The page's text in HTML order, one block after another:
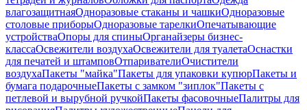
влагозащитнаяОдноразовые стаканы и чашкиОдноразовые
столовые приборыОдноразовые тарелкиОпечатывающие
устройстваОпоры для спиныОрганайзеры бизнес-
классаОсвежители воздухаОсвежители для туалетаОснастки
для печатей и штамповОтпаривателиОчистители
воздухаПакеты "майка"Пакеты для упаковки купюрПакеты и
бумага подарочныеПакеты с замком "зиплок"Пакеты с
петлевой и вырубной ручкойПакеты фасовочныеПалитры для